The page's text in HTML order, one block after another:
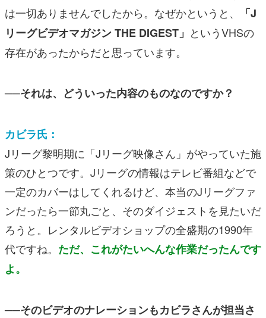
は一切ありませんでしたから。なぜかというと、
「J
リーグビデオマガジン THE DIGEST」 というVHSの
存在があったからだと思っています。
──それは、どういった内容のものなのですか？
カビラ氏：
Jリーグ黎明期に「Jリーグ映像さん」がやっていた施
策のひとつです。Jリーグの情報はテレビ番組などで
一定のカバーはしてくれるけど、本当のJリーグファ
ンだったら一節丸ごと、そのダイジェストを見たいだ
ろうと。レンタルビデオショップの全盛期の1990年
代ですね。 ただ、これがたいへんな作業だったんです
よ。
──そのビデオのナレーションもカビラさんが担当さ